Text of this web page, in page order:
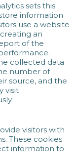
sets this
information
use a website
an
of the
collected data
number of
source, and the
visit
visitors with
These cookies
information to